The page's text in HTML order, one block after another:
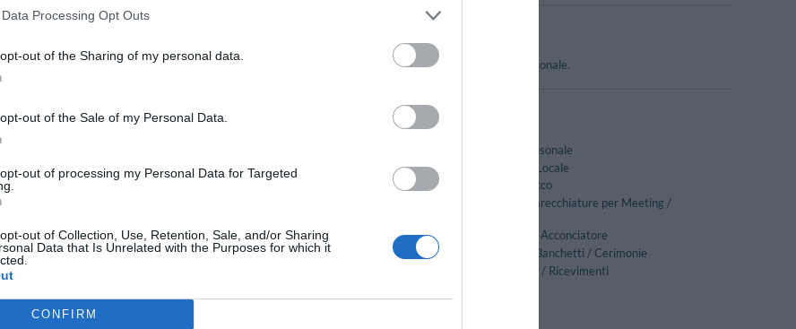
Processing Opt Outs
out of the Sharing of my personal data.
out of the Sale of my Personal Data.
out of processing my Personal Data for Targeted
out of Collection, Use, Retention, Sale, and/or Sharing
Data that Is Unrelated with the Purposes for which it
CONFIRM
dalla struttura offre un ricco menu à la carte con le specialità tipiche campane e i piatti della cucina nazionale.
Cameriere personale
Cucina Internazionale
Cucina Tipica Locale
Kinderheim / Soggiorni per bambini
Lavaggio a secco
Noleggio Apparecchiature per Meeting /
Noleggio Moto / Scooter
Parrucchiere / Acconciatore
Pranzo al sacco
Ricevimenti / Banchetti / Cerimonie
Sala Banchetti / Ricevimenti